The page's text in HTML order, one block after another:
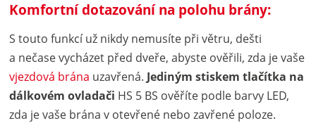
Komfortní dotazování na polohu brány:
S touto funkcí už nikdy nemusíte při větru, dešti
a nečase vycházet před dveře, abyste ověřili, zda je vaše
vjezdová brána uzavřená. Jediným stiskem tlačítka na
dálkovém ovladači HS 5 BS ověříte podle barvy LED,
zda je vaše brána v otevřené nebo zavřené poloze.